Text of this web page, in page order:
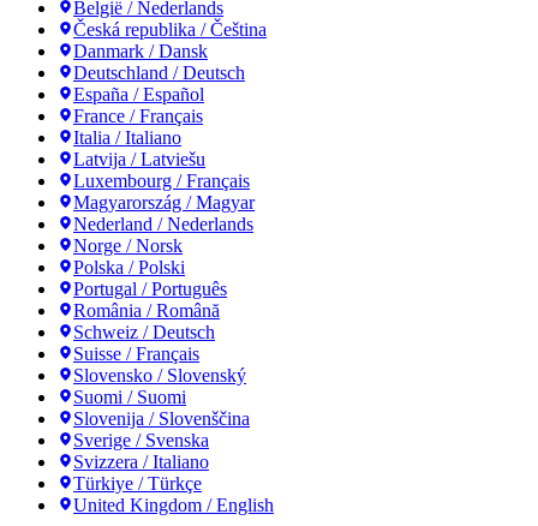
België / Nederlands
Česká republika / Čeština
Danmark / Dansk
Deutschland / Deutsch
España / Español
France / Français
Italia / Italiano
Latvija / Latviešu
Luxembourg / Français
Magyarország / Magyar
Nederland / Nederlands
Norge / Norsk
Polska / Polski
Portugal / Português
România / Română
Schweiz / Deutsch
Suisse / Français
Slovensko / Slovenský
Suomi / Suomi
Slovenija / Slovenščina
Sverige / Svenska
Svizzera / Italiano
Türkiye / Türkçe
United Kingdom / English